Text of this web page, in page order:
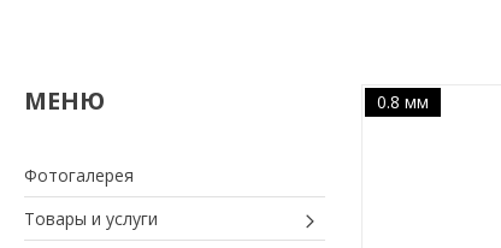
Фотогалерея
Товары и услуги
0.8 мм